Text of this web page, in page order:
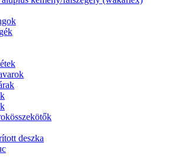
deszka